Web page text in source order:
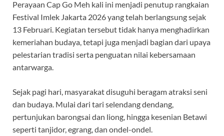
Perayaan Cap Go Meh kali ini menjadi penutup rangkaian
Festival Imlek Jakarta 2026 yang telah berlangsung sejak
13 Februari. Kegiatan tersebut tidak hanya menghadirkan
kemeriahan budaya, tetapi juga menjadi bagian dari upaya
pelestarian tradisi serta penguatan nilai kebersamaan
antarwarga.
Sejak pagi hari, masyarakat disuguhi beragam atraksi seni
dan budaya. Mulai dari tari selendang dendang,
pertunjukan barongsai dan liong, hingga kesenian Betawi
seperti tanjidor, egrang, dan ondel-ondel.